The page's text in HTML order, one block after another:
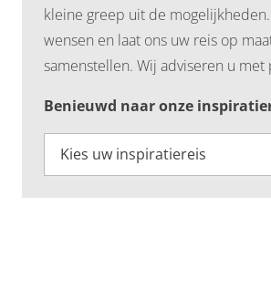
kleine greep uit de
wensen en laat ons uw reis op
samenstellen. Wij adviseren u met
Benieuwd naar onze